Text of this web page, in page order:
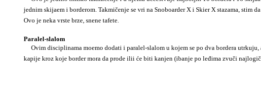
jednim skijaem i borderom. Takmičenje se vri na Snoboarder X i Skier X stazama, stim
Ovo je neka vrste brze, snene tafete.
Paralel-slalom
Ovim disciplinama moemo dodati i paralel-slalom u kojem se po dva bordera utrkuju,
kapije kroz koje border mora da prode ilii će biti kanjen (ibanje po leđima zvuči